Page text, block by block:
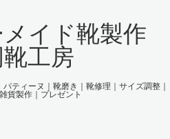
メイド靴製作
工房
ティーヌ｜靴磨き｜靴修理｜サイズ調整｜
貨製作｜プレゼント